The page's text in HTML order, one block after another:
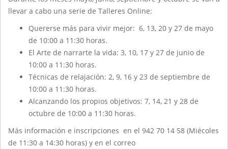
llevar a cabo una serie de Talleres Online:
Quererse más para vivir mejor: 6, 13, 20 y 27 de mayo
de 10:00 a 11:30 horas.
El Arte de narrarte la vida: 3, 10, 17 y 27 de junio de
10:00 a 11:30 horas.
Técnicas de relajación: 2, 9, 16 y 23 de septiembre de
10:00 a 11:30 horas.
Alcanzando los propios objetivos: 7, 14, 21 y 28 de
octubre de 10:00 a 11:30 horas.
Más información e inscripciones en el 942 70 14 58 (Miécoles
de 11:30 a 14:30 horas) y en el correo